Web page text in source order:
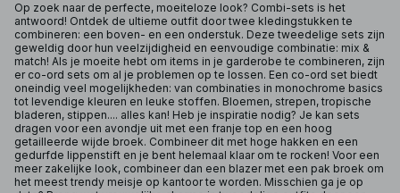
Op zoek naar de perfecte, moeiteloze look? Combi-sets is het
antwoord! Ontdek de ultieme outfit door twee kledingstukken te
combineren: een boven- en een onderstuk. Deze tweedelige sets zijn
geweldig door hun veelzijdigheid en eenvoudige combinatie: mix &
match! Als je moeite hebt om items in je garderobe te combineren, zijn
er co-ord sets om al je problemen op te lossen. Een co-ord set biedt
oneindig veel mogelijkheden: van combinaties in monochrome basics
tot levendige kleuren en leuke stoffen. Bloemen, strepen, tropische
bladeren, stippen.... alles kan! Heb je inspiratie nodig? Je kan sets
dragen voor een avondje uit met een franje top en een hoog
getailleerde wijde broek. Combineer dit met hoge hakken en een
gedurfde lippenstift en je bent helemaal klaar om te rocken! Voor een
meer zakelijke look, combineer dan een blazer met een pak broek om
het meest trendy meisje op kantoor te worden. Misschien ga je op